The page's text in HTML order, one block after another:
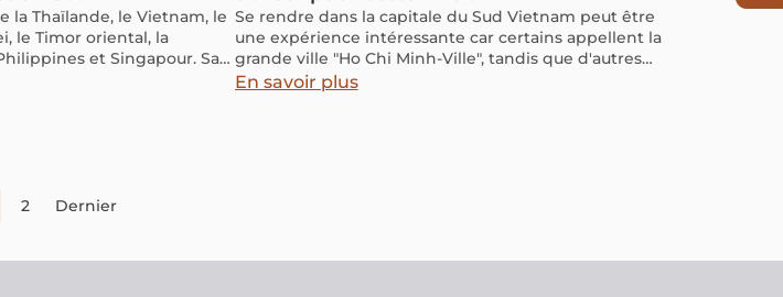
la Thaïlande, le Vietnam, le
le Timor oriental, la
et Singapour. Sa
naturelle et la diversité
du Centre de Recherche
Pharmaceutique du
Pharmacie de Phú Thọ,
Se rendre dans la capitale du Sud Vietnam peut être
une expérience intéressante car certains appellent la
grande ville "Ho Chi Minh-Ville", tandis que d'autres
l'appellent "Saigon". Pourquoi cette ville porte-t-elle
En savoir plus
2 Dernier